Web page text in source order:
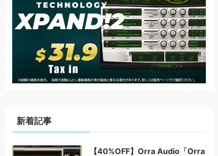
新着記事
【40%OFF】Orra Audio「Orra